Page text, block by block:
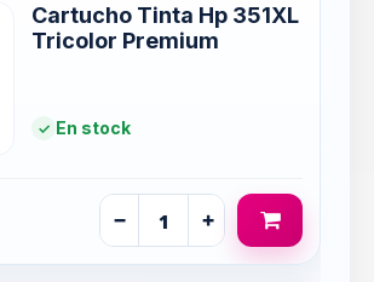
Cartucho Tinta Hp 351XL
Tricolor Premium
En stock
− +